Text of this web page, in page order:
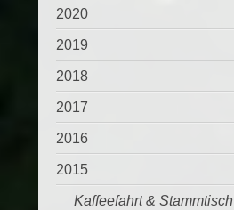
2020
2019
2018
2017
2016
2015
Kaffeefahrt & Stammtisch